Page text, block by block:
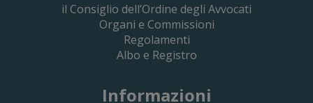
19 Giugno 2026
il Consiglio dell’Ordine degli Avvocati
Organi e Commissioni
Regolamenti
Albo e Registro
Informazioni